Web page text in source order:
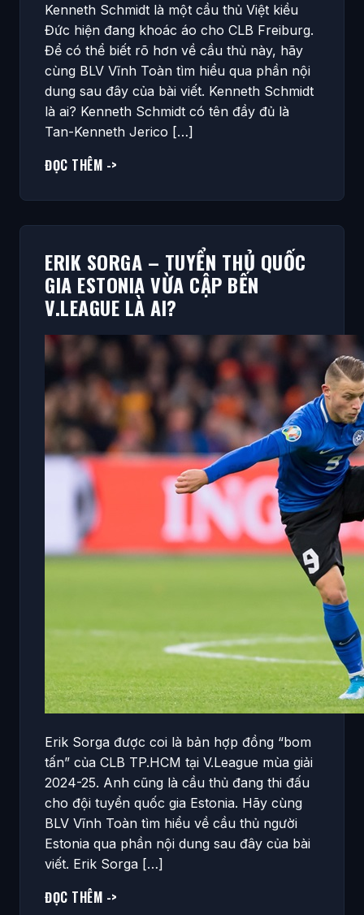
Kenneth Schmidt là một cầu thủ Việt kiều
Đức hiện đang khoác áo cho CLB Freiburg.
Để có thể biết rõ hơn về cầu thủ này, hãy
cùng BLV Vĩnh Toàn tìm hiểu qua phần nội
dung sau đây của bài viết. Kenneth Schmidt
là ai? Kenneth Schmidt có tên đầy đủ là
Tan-Kenneth Jerico […]
ĐỌC THÊM ->
ERIK SORGA – TUYỂN THỦ QUỐC
GIA ESTONIA VỪA CẬP BẾN
V.LEAGUE LÀ AI?
Erik Sorga được coi là bản hợp đồng “bom
tấn” của CLB TP.HCM tại V.League mùa giải
2024-25. Anh cũng là cầu thủ đang thi đấu
cho đội tuyển quốc gia Estonia. Hãy cùng
BLV Vĩnh Toàn tìm hiểu về cầu thủ người
Estonia qua phần nội dung sau đây của bài
viết. Erik Sorga […]
ĐỌC THÊM ->